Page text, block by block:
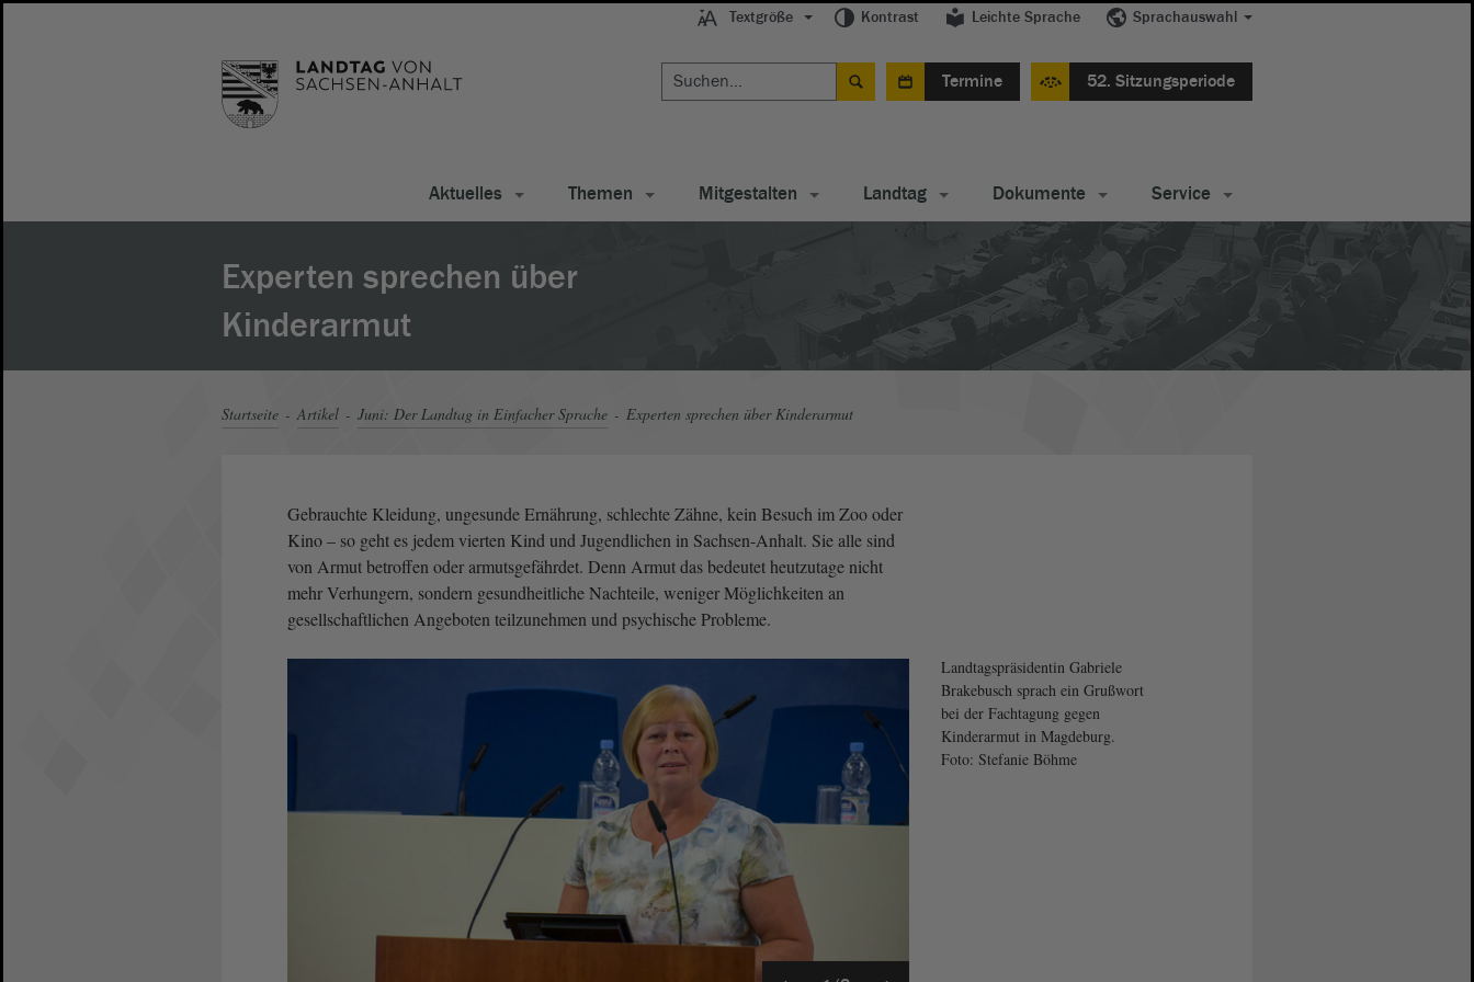
Textgröße Kontrast Leichte Sprache Sprachauswahl
Termine 52. Sitzungsperiode
Aktuelles Themen Mitgestalten Landtag Dokumente Service
Experten sprechen über
Kinderarmut
Startseite Artikel Juni: Der Landtag in Einfacher Sprache Experten sprechen über Kinderarmut
Gebrauchte Kleidung, ungesunde Ernährung, schlechte Zähne, kein Besuch im Zoo oder
Kino – so geht es jedem vierten Kind und Jugendlichen in Sachsen-Anhalt. Sie alle sind
von Armut betroffen oder armutsgefährdet. Denn Armut das bedeutet heutzutage nicht
mehr Verhungern, sondern gesundheitliche Nachteile, weniger Möglichkeiten an
gesellschaftlichen Angeboten teilzunehmen und psychische Probleme.
Landtagspräsidentin Gabriele
Brakebusch sprach ein Grußwort
bei der Fachtagung gegen
Kinderarmut in Magdeburg.
Foto: Stefanie Böhme